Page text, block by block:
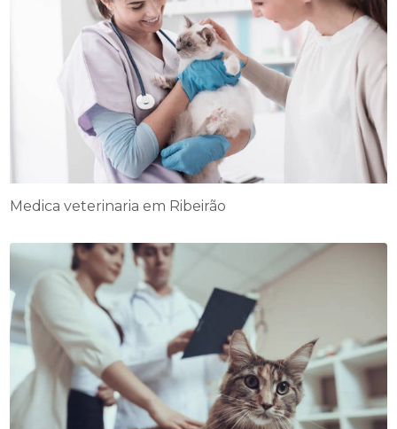
Medica veterinaria em Ribeirão